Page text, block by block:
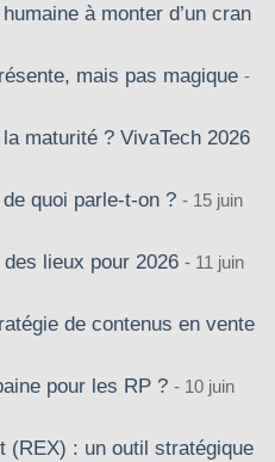
à monter d’un cran
mais pas magique
maturité ? VivaTech 2026
quoi parle-t-on ?
15 juin
lieux pour 2026
11 juin
de contenus en vente
pour les RP ?
10 juin
(REX) : un outil stratégique